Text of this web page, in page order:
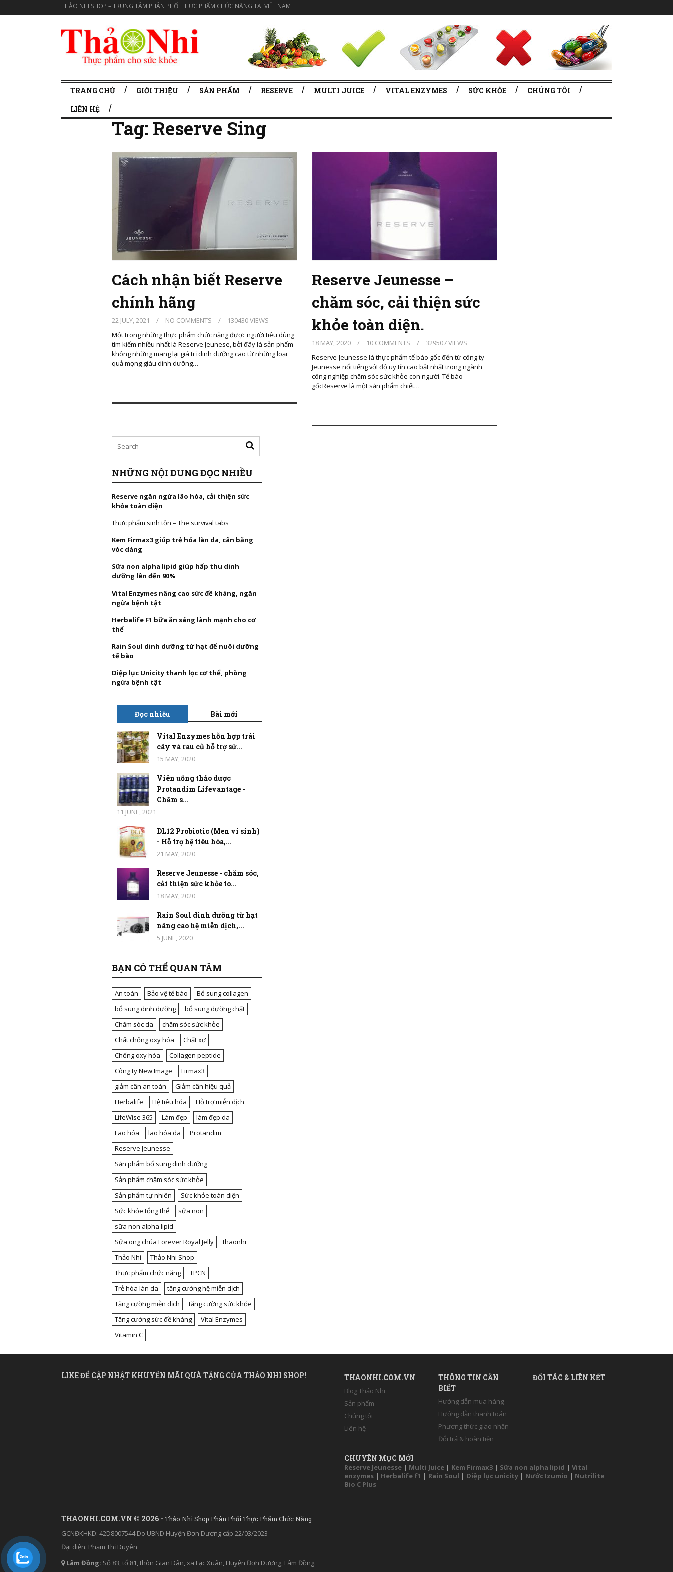
THẢO NHI SHOP – TRUNG TÂM PHÂN PHỐI THỰC PHẨM CHỨC NĂNG TẠI VIÊT NAM
TRANG CHỦ GIỚI THIỆU SẢN PHẨM RESERVE MULTI JUICE VITAL ENZYMES SỨC KHỎE
CHÚNG TÔI
LIÊN HỆ
Tag: Reserve Sing
Cách nhận biết Reserve
chính hãng
22 JULY, 2021 / NO COMMENTS /
130430 VIEWS
Một trong những thực phẩm chức năng được người tiêu dùng
tìm kiếm nhiều nhất là Reserve Jeunese, bởi đây là sản phẩm
không những mang lại giá trị dinh dưỡng cao từ những loại
quả mọng giàu dinh dưỡng…
Reserve Jeunesse –
chăm sóc, cải thiện sức
khỏe toàn diện.
18 MAY, 2020 / 10 COMMENTS /
329507 VIEWS
Reserve Jeunesse là thực phẩm tế bào gốc đến từ công ty
Jeunesse nổi tiếng với độ uy tín cao bật nhất trong ngành
công nghiệp chăm sóc sức khỏe con người. Tế bào
gốcReserve là một sản phẩm chiết…
NHỮNG NỘI DUNG ĐỌC NHIỀU
Reserve ngăn ngừa lão hóa, cải thiện sức
khỏe toàn diện
Thực phẩm sinh tồn – The survival tabs
Kem Firmax3 giúp trẻ hóa làn da, cân bằng
vóc dáng
Sữa non alpha lipid giúp hấp thu dinh
dưỡng lên đến 90%
Vital Enzymes nâng cao sức đề kháng, ngăn
ngừa bệnh tật
Herbalife F1 bữa ăn sáng lành mạnh cho cơ
thể
Rain Soul dinh dưỡng từ hạt để nuôi dưỡng
tế bào
Diệp lục Unicity thanh lọc cơ thể, phòng
ngừa bệnh tật
Đọc nhiều Bài mới
Vital Enzymes hỗn hợp trái
cây và rau củ hỗ trợ sứ...
15 MAY, 2020
Viên uống thảo dược
Protandim Lifevantage -
Chăm s...
11 JUNE, 2021
DL12 Probiotic (Men vi sinh)
- Hỗ trợ hệ tiêu hóa,...
21 MAY, 2020
Reserve Jeunesse - chăm sóc,
cải thiện sức khỏe to...
18 MAY, 2020
Rain Soul dinh dưỡng từ hạt
nâng cao hệ miễn dịch,...
5 JUNE, 2020
BẠN CÓ THỂ QUAN TÂM
An toàn Bảo vệ tế bào
Bổ sung collagen
bổ sung dinh dưỡng
bổ sung dưỡng chất
Chăm sóc da
chăm sóc sức khỏe
Chất chống oxy hóa
Chất xơ
Chống oxy hóa
Collagen peptide
Công ty New Image
Firmax3
giảm cân an toàn
Giảm cân hiệu quả
Herbalife
Hệ tiêu hóa
Hỗ trợ miễn dịch
LifeWise 365
Làm đẹp
làm đẹp da
Lão hóa
lão hóa da
Protandim
Reserve Jeunesse
Sản phẩm bổ sung dinh dưỡng
Sản phẩm chăm sóc sức khỏe
Sản phẩm tự nhiên
Sức khỏe toàn diện
Sức khỏe tổng thể
sữa non
sữa non alpha lipid
Sữa ong chúa Forever Royal Jelly
thaonhi
Thảo Nhi
Thảo Nhi Shop
Thực phẩm chức năng
TPCN
Trẻ hóa làn da
tăng cường hệ miễn dịch
Tăng cường miễn dịch
tăng cường sức khỏe
Tăng cường sức đề kháng
Vital Enzymes
Vitamin C
LIKE ĐỂ CẬP NHẬT KHUYẾN MÃI QUÀ TẶNG CỦA THẢO NHI SHOP!
THAONHI.COM.VN © 2026 - Thảo Nhi Shop Phân Phối Thực Phẩm Chức Năng
GCNĐKHKD: 42D8007544 Do UBND Huyện Đơn Dương cấp 22/03/2023
Đại diện: Phạm Thị Duyên
Lâm Đồng: Số 83, tổ 81, thôn Giãn Dân, xã Lạc Xuân, Huyện Đơn Dương, Lâm Đồng.
THAONHI.COM.VN
Blog Thảo Nhi
Sản phẩm
Chúng tôi
Liên hệ
THÔNG TIN CẦN
BIẾT
Hướng dẫn mua hàng
Hướng dẫn thanh toán
Phương thức giao nhận
Đổi trả & hoàn tiền
ĐỐI TÁC & LIÊN KẾT
CHUYÊN MỤC MỚI
Reserve Jeunesse | Multi Juice | Kem Firmax3 | Sữa non alpha lipid | Vital
enzymes | Herbalife f1 | Rain Soul | Diệp lục unicity | Nước Izumio | Nutrilite
Bio C Plus